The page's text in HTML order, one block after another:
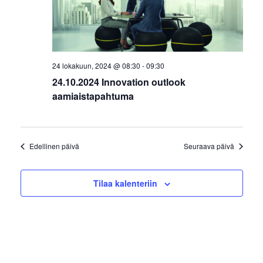
24 lokakuun, 2024 @ 08:30 -09:30
24.10.2024 Innovation outlook
aamiaistapahtuma
Edellinen päivä Seuraava päivä
Tilaa kalenteriin